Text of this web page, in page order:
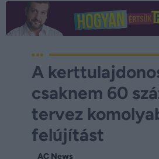
A
csaknem 60
tervez
felújítást
AC News